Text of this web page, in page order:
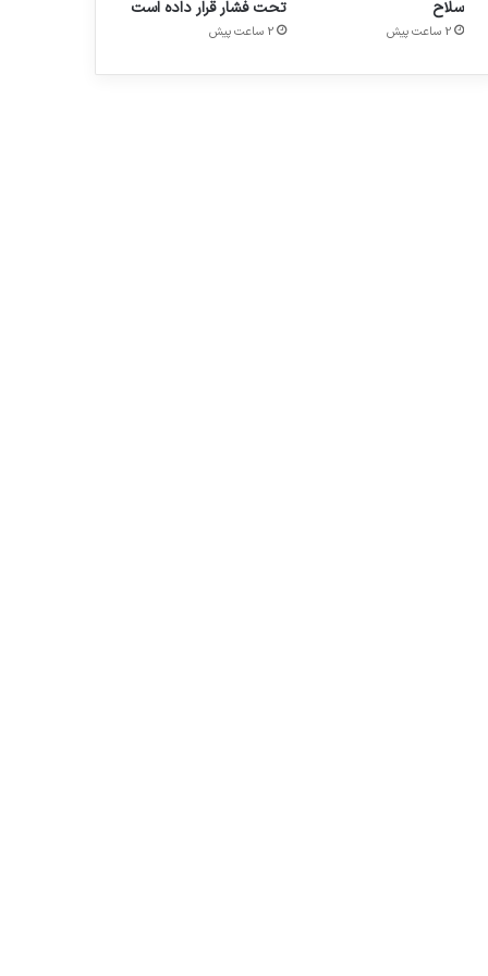
سلاح
2 ساعت پیش
تحت فشار قرار داده است
2 ساعت پیش